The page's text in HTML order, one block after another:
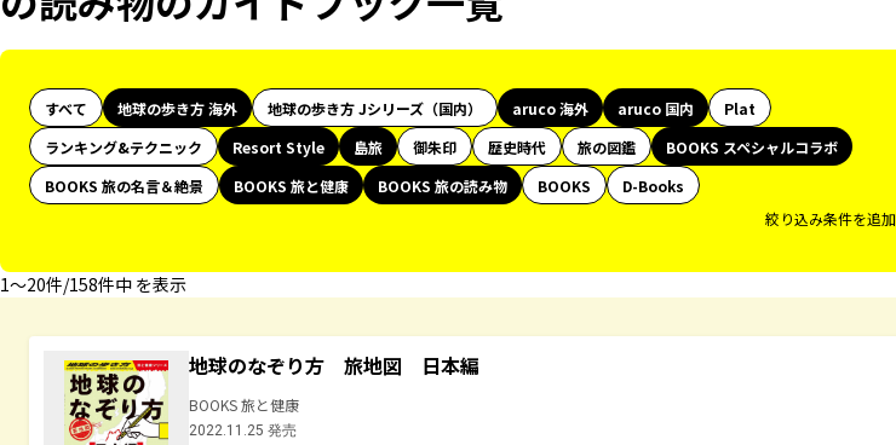
すべて 地球の歩き方 海外 地球の歩き方 Jシリーズ（国内） aruco 海外 aruco 国内
Plat
ランキング&テクニック
Resort Style 島旅 御朱印 歴史時代 旅の図鑑
BOOKS スペシャルコラボ
BOOKS 旅の名言＆絶景
BOOKS 旅と健康 BOOKS 旅の読み物 BOOKS
D-Books
絞り込み条件を追加
1〜20件/158件中 を表示
地球のなぞり方 旅地図 日本編
BOOKS 旅と健康
2022.11.25 発売